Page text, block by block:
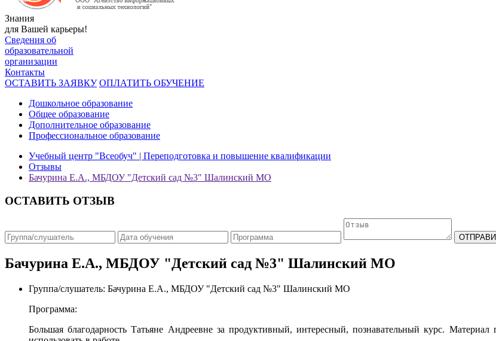
Знания
для Вашей карьеры!
Сведения об
образовательной
организации
Контакты
ОСТАВИТЬ ЗАЯВКУ ОПЛАТИТЬ ОБУЧЕНИЕ
Дошкольное образование
Общее образование
Дополнительное образование
Профессиональное образование
Учебный центр "Всеобуч" | Переподготовка и повышение квалификации
Отзывы
Бачурина Е.А., МБДОУ "Детский сад №3" Шалинский МО
ОСТАВИТЬ ОТЗЫВ
Бачурина Е.А., МБДОУ "Детский сад №3" Шалинский МО
Группа/слушатель: Бачурина Е.А., МБДОУ "Детский сад №3" Шалинский МО
Программа:
Большая благодарность Татьяне Андреевне за продуктивный, интересный, познавательный курс.